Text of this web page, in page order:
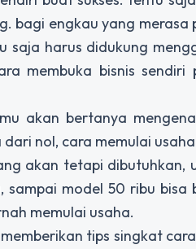
bagi engkau yang
harus didukung
membuka bisnis
akan bertanya
dari nol, cara memulai
akan tetapi
sampai model 50 ribu
memulai usaha.
tips singkat